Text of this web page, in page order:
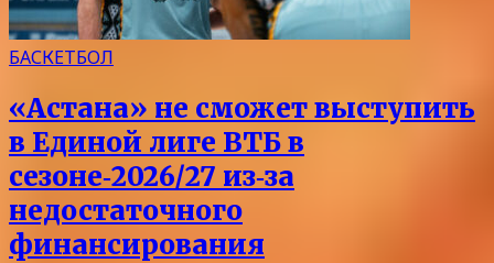
БАСКЕТБОЛ
«Астана» не сможет выступить
в Единой лиге ВТБ в
сезоне‑2026/27 из‑за
недостаточного
финансирования